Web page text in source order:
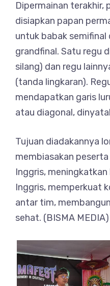
Dipermainan terakhir,
disiapkan papan
untuk babak
grandfinal. Satu regu
silang) dan regu
(tanda lingkaran).
mendapatkan garis
atau diagonal,
Tujuan diadakannya
membiasakan
Inggris,
Inggris, memperkuat
antar tim,
sehat. (BISMA MEDIA)